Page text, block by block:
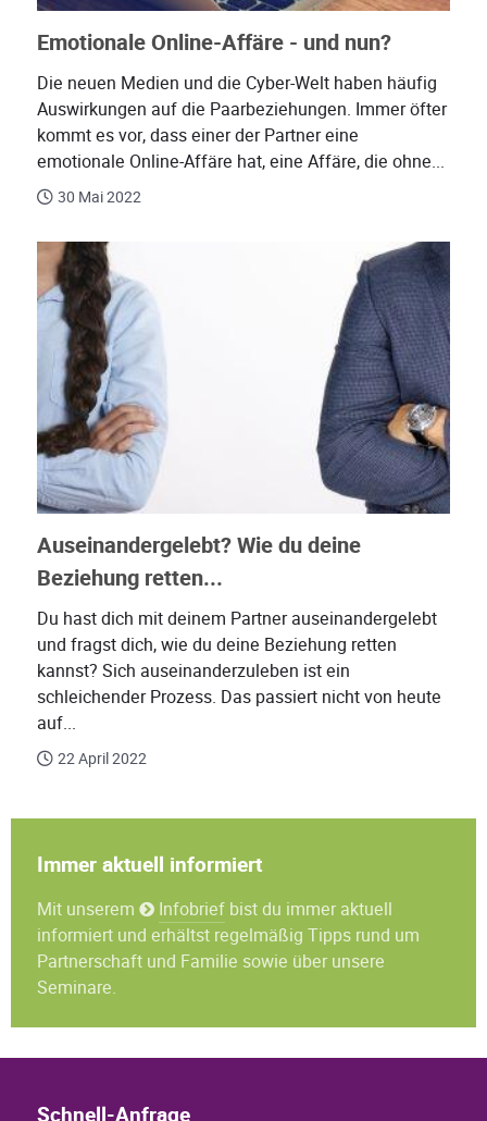
Emotionale Online-Affäre - und nun?
Die neuen Medien und die Cyber-Welt haben häufig
Auswirkungen auf die Paarbeziehungen. Immer öfter
kommt es vor, dass einer der Partner eine
emotionale Online-Affäre hat, eine Affäre, die ohne...
30 Mai 2022
Auseinandergelebt? Wie du deine
Beziehung retten...
Du hast dich mit deinem Partner auseinandergelebt
und fragst dich, wie du deine Beziehung retten
kannst? Sich auseinanderzuleben ist ein
schleichender Prozess. Das passiert nicht von heute
auf...
22 April 2022
Immer aktuell informiert
Mit unserem Infobrief bist du immer aktuell
informiert und erhältst regelmäßig Tipps rund um
Partnerschaft und Familie sowie über unsere
Seminare.